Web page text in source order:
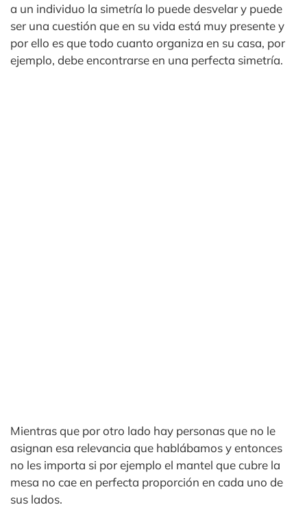
a un individuo la simetría lo puede desvelar y puede
ser una cuestión que en su vida está muy presente y
por ello es que todo cuanto organiza en su casa, por
ejemplo, debe encontrarse en una perfecta simetría.
Mientras que por otro lado hay personas que no le
asignan esa relevancia que hablábamos y entonces
no les importa si por ejemplo el mantel que cubre la
mesa no cae en perfecta proporción en cada uno de
sus lados.